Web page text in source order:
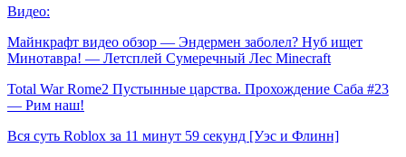
Видео:
Майнкрафт видео обзор — Эндермен заболел? Нуб ищет
Минотавра! — Летсплей Сумеречный Лес Minecraft
Total War Rome2 Пустынные царства. Прохождение Саба #23
— Рим наш!
Вся суть Roblox за 11 минут 59 секунд [Уэс и Флинн]